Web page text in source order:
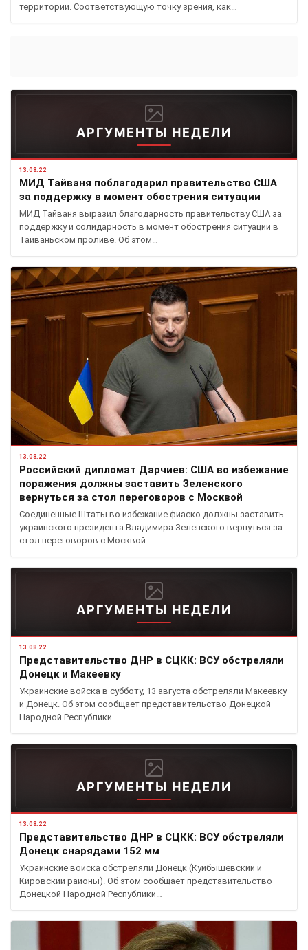
территории. Соответствующую точку зрения, как…
АРГУМЕНТЫ НЕДЕЛИ
13.08.22
МИД Тайваня поблагодарил правительство США
за поддержку в момент обострения ситуации
МИД Тайваня выразил благодарность правительству США за
поддержку и солидарность в момент обострения ситуации в
Тайваньском проливе. Об этом…
13.08.22
Российский дипломат Дарчиев: США во избежание
поражения должны заставить Зеленского
вернуться за стол переговоров с Москвой
Соединенные Штаты во избежание фиаско должны заставить
украинского президента Владимира Зеленского вернуться за
стол переговоров с Москвой…
АРГУМЕНТЫ НЕДЕЛИ
13.08.22
Представительство ДНР в СЦКК: ВСУ обстреляли
Донецк и Макеевку
Украинские войска в субботу, 13 августа обстреляли Макеевку
и Донецк. Об этом сообщает представительство Донецкой
Народной Республики…
АРГУМЕНТЫ НЕДЕЛИ
13.08.22
Представительство ДНР в СЦКК: ВСУ обстреляли
Донецк снарядами 152 мм
Украинские войска обстреляли Донецк (Куйбышевский и
Кировский районы). Об этом сообщает представительство
Донецкой Народной Республики…